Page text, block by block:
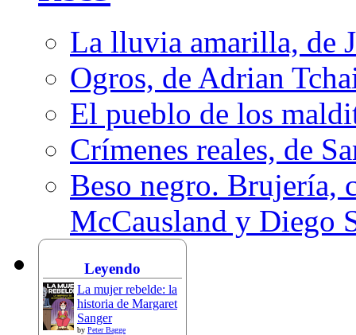
La lluvia amarilla, de
Ogros, de Adrian
El pueblo de los
Crímenes reales, de
Beso negro. Brujería,
McCausland y Diego
Leyendo
La mujer rebelde: la
historia de Margaret
Sanger
by Peter Bagge